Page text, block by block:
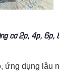
cơ 2p, 4p,
ứng dụng lâu